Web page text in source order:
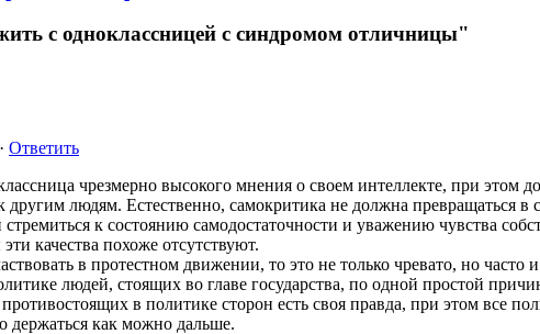
с одноклассницей с синдромом отличницы"
Ответить
чрезмерно высокого мнения о своем интеллекте, при этом
людям. Естественно, самокритика не должна превращаться в
к состоянию самодостаточности и уважению чувства
качества похоже отсутствуют.
в протестном движении, то это не только чревато, но часто
людей, стоящих во главе государства, по одной простой
в политике сторон есть своя правда, при этом все
держаться как можно дальше.